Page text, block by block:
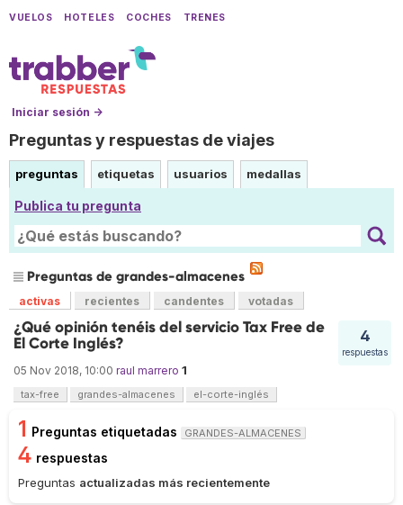
VUELOS HOTELES COCHES TRENES
Iniciar sesión →
Preguntas y respuestas de viajes
preguntas etiquetas usuarios medallas
Publica tu pregunta
Preguntas de grandes-almacenes
activas recientes candentes votadas
4
respuestas
¿Qué opinión tenéis del servicio Tax Free de
El Corte Inglés?
05 Nov 2018, 10:00 raul marrero 1
tax-free grandes-almacenes el-corte-inglés
1 Preguntas etiquetadas GRANDES-ALMACENES
4 respuestas
Preguntas actualizadas más recientemente